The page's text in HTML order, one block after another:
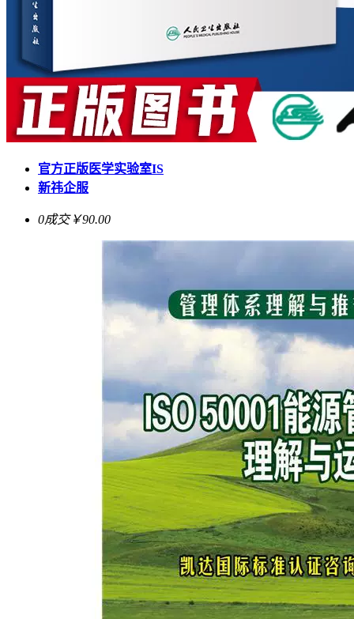
官方正版医学实验室IS
新祎企服
0成交￥90.00